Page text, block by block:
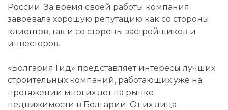
России. За время своей работы компания
завоевала хорошую репутацию как со стороны
клиентов, так и со стороны застройщиков и
инвесторов.
«Болгария Гид» представляет интересы лучших
строительных компаний, работающих уже на
протяжении многих лет на рынке
недвижимости в Болгарии. От их лица